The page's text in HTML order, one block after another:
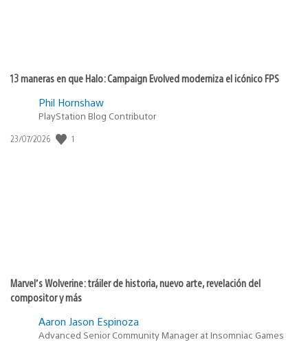
13 maneras en que Halo: Campaign Evolved moderniza el icónico FPS
Phil Hornshaw
PlayStation Blog Contributor
Fecha
23/07/2026 1
Marvel’s Wolverine: tráiler de historia, nuevo arte, revelación del
compositor y más
Aaron Jason Espinoza
Advanced Senior Community Manager at Insomniac Games